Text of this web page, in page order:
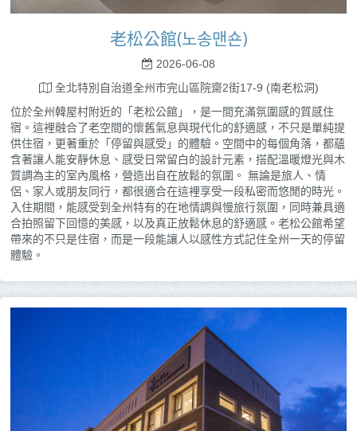
老松公館(노송맨숀)
2026-06-08
全北特別自治道全州市完山區院齋2街17-9 (南老松洞)
位於全州韓屋村附近的「老松公館」，是一間充滿氛圍感的質感住
宿。這裡融合了老空間的懷舊氣息與現代化的舒適感，不只是單純提
供住宿，更著重於「停留與感受」的體驗。空間中的每個角落，都蘊
含著讓人能安靜休息、感受日常留白的設計元素，搭配溫暖燈光與木
質調為主的室內風格，營造出自在放鬆的氛圍。 無論是旅人、情
侶、家人或朋友同行，都很適合在這裡享受一段私密而悠閒的時光。
入住期間，能感受到全州特有的在地情調與慢旅行氛圍，同時兼具適
合拍照留下回憶的美感，以及真正放鬆休息的舒適感。老松公館希望
帶來的不只是住宿，而是一段能讓人以感性方式記住全州一天的停留
體驗。